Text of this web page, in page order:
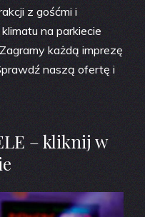
z gośćmi i
na parkiecie
każdą imprezę
naszą ofertę i
– kliknij w